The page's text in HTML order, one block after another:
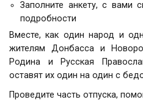
Заполните анкету, с вами
подробности
Вместе, как один народ и
жителям Донбасса и
Родина и Русская
оставят их один на один с
Проведите часть отпуска,